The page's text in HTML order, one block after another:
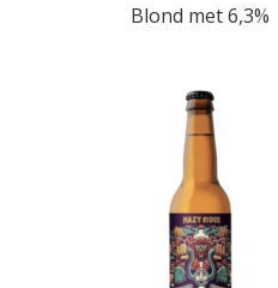
Blond met 6,3%